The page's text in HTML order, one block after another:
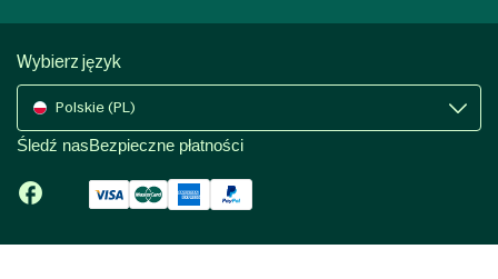
Wybierz język
Polskie (PL)
Śledź nasBezpieczne płatności